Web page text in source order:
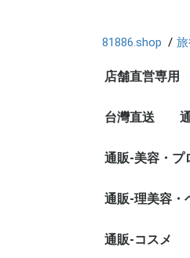
81886.shop
店舗直営専用
八百屋
料理屋
酒屋・茶・コ
雑貨屋
宝石・飾り用
エステ•ネイル
理美容
クリニック•指
場所
台灣直送
福記餅店
通販-美容・プ
春一番商品
エステ用品
コスメ
ガウン＆タオ
制服
シューズ
まつ毛
美顔スチーマ
マット・サウ
ベッド
ワゴン
スツール
通販-理美容・
シザー
バリカン
ドライヤー
ヘアーアイロン
カットウィッグ
その他
通販-コスメ